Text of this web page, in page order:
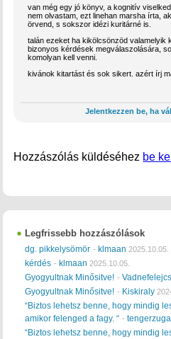
van még egy jó könyv, a kognitív
nem olvastam, ezt linehan marsha írta,
örvend, s sokszor idézi kuritárné is.
talán ezeket ha kikölcsönzöd valamelyik
bizonyos kérdések megválaszolására,
komolyan kell venni.
kivánok kitartást és sok sikert. azért írj
Jelentkezzen be, ha
Hozzászólás küldéséhez be
Legfrissebb hozzászólások
dg. pikkelysömör - klmaan 2025.10.05.
kérdés - klmaan 2025.10.05.
Gyogyultnak Minősitve! -Vadnefelejcs
Gyogyultnak Minősitve! - Kiskiraly
“Biztos lehetsz benne, hogy mindig
amikor felenged a fagy. “ -
“Biztos lehetsz benne, hogy mindig